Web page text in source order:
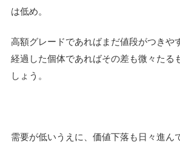
は低め。
高額グレードであればまだ値段がつきや
経過した個体であればその差も微々たる
しょう。
需要が低いうえに、価値下落も日々進ん